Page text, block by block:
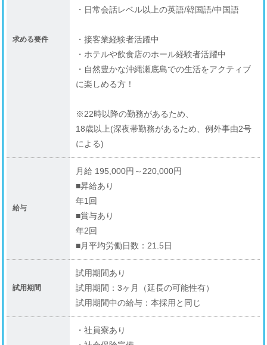
求める要件
・日常会話レベル以上の英語/韓国語/中国語
・接客業経験者活躍中
・ホテルや飲食店のホール経験者活躍中
・自然豊かな沖縄瀬底島での生活をアクティブ
に楽しめる方！
※22時以降の勤務があるため、
18歳以上(深夜帯勤務があるため、例外事由2号
による)
給与
月給 195,000円～220,000円
■昇給あり
年1回
■賞与あり
年2回
■月平均労働日数：21.5日
試用期間
試用期間あり
試用期間：3ヶ月（延長の可能性有）
試用期間中の給与：本採用と同じ
・社員寮あり